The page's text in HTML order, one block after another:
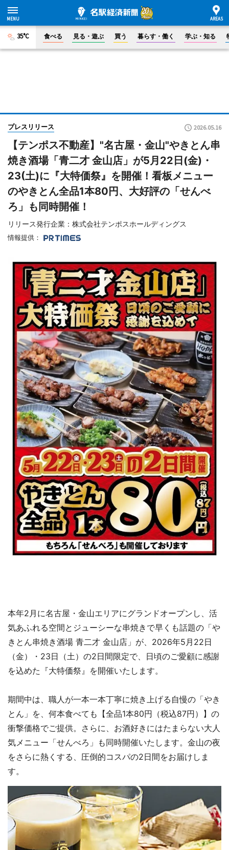
35°C 食べる 見る・遊ぶ 買う 暮らす・働く 学ぶ・知る
プレスリリース 2026.05.16
【テンポス不動産】"名古屋・金山"やきとん串
焼き酒場「青二才 金山店」が5月22日(金)・
23(土)に『大特価祭』を開催！看板メニュー
のやきとん全品1本80円、大好評の「せんべ
ろ」も同時開催！
リリース発行企業：株式会社テンポスホールディングス
情報提供：
本年2月に名古屋・金山エリアにグランドオープンし、活
気あふれる空間とジューシーな串焼きで早くも話題の「や
きとん串焼き酒場 青二才 金山店」が、2026年5月22日
（金）・23日（土）の2日間限定で、日頃のご愛顧に感謝
を込めた『大特価祭』を開催いたします。
期間中は、職人が一本一本丁寧に焼き上げる自慢の「やき
とん」を、何本食べても【全品1本80円（税込87円）】の
衝撃価格でご提供。さらに、お酒好きにはたまらない大人
気メニュー「せんべろ」も同時開催いたします。金山の夜
をさらに熱くする、圧倒的コスパの2日間をお届けしま
す。